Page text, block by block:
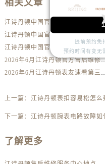
相关文章
江诗丹顿中国官方
江诗丹顿中国官方
江诗丹顿中国官方
2026年6月江诗丹顿官方售后维修
2026年6月江诗丹顿表友速看第
上一篇： 江诗丹顿表扣容易松怎么
下一篇： 江诗丹顿腕表电路故障
了解更多
提前预约免
预约时间有变无